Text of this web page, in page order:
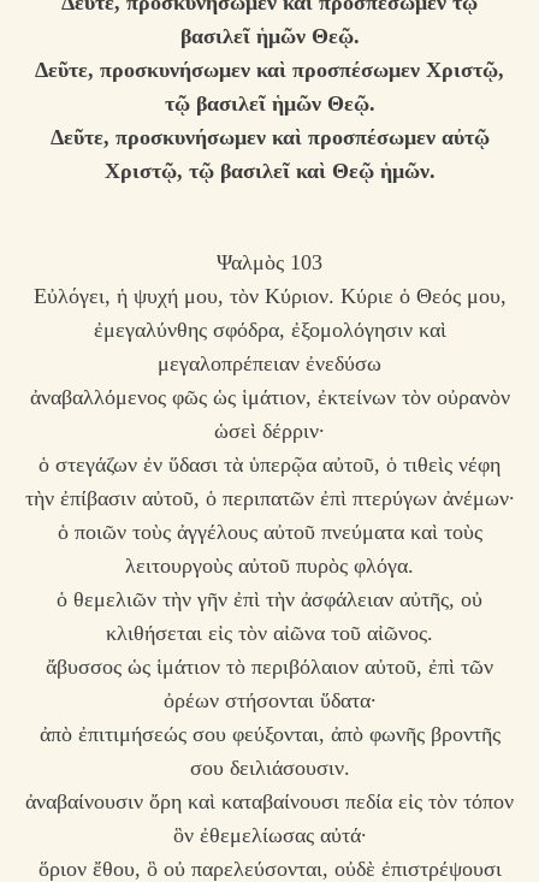
βασιλεῖ ἡμῶν Θεῷ.
Δεῦτε, προσκυνήσωμεν καὶ προσπέσωμεν Χριστῷ,
τῷ βασιλεῖ ἡμῶν Θεῷ.
Δεῦτε, προσκυνήσωμεν καὶ προσπέσωμεν αὐτῷ
Χριστῷ, τῷ βασιλεῖ καὶ Θεῷ ἡμῶν.
Ψαλμὸς 103
Εὐλόγει, ἡ ψυχή μου, τὸν Κύριον. Κύριε ὁ Θεός μου,
ἐμεγαλύνθης σφόδρα, ἐξομολόγησιν καὶ
μεγαλοπρέπειαν ἐνεδύσω
ἀναβαλλόμενος φῶς ὡς ἱμάτιον, ἐκτείνων τὸν οὐρανὸν
ὡσεὶ δέρριν·
ὁ στεγάζων ἐν ὕδασι τὰ ὑπερῷα αὐτοῦ, ὁ τιθεὶς νέφη
τὴν ἐπίβασιν αὐτοῦ, ὁ περιπατῶν ἐπὶ πτερύγων ἀνέμων·
ὁ ποιῶν τοὺς ἀγγέλους αὐτοῦ πνεύματα καὶ τοὺς
λειτουργοὺς αὐτοῦ πυρὸς φλόγα.
ὁ θεμελιῶν τὴν γῆν ἐπὶ τὴν ἀσφάλειαν αὐτῆς, οὐ
κλιθήσεται εἰς τὸν αἰῶνα τοῦ αἰῶνος.
ἄβυσσος ὡς ἱμάτιον τὸ περιβόλαιον αὐτοῦ, ἐπὶ τῶν
ὀρέων στήσονται ὕδατα·
ἀπὸ ἐπιτιμήσεώς σου φεύξονται, ἀπὸ φωνῆς βροντῆς
σου δειλιάσουσιν.
ἀναβαίνουσιν ὄρη καὶ καταβαίνουσι πεδία εἰς τὸν τόπον
ὃν ἐθεμελίωσας αὐτά·
ὅριον ἔθου, ὃ οὐ παρελεύσονται, οὐδὲ ἐπιστρέψουσι